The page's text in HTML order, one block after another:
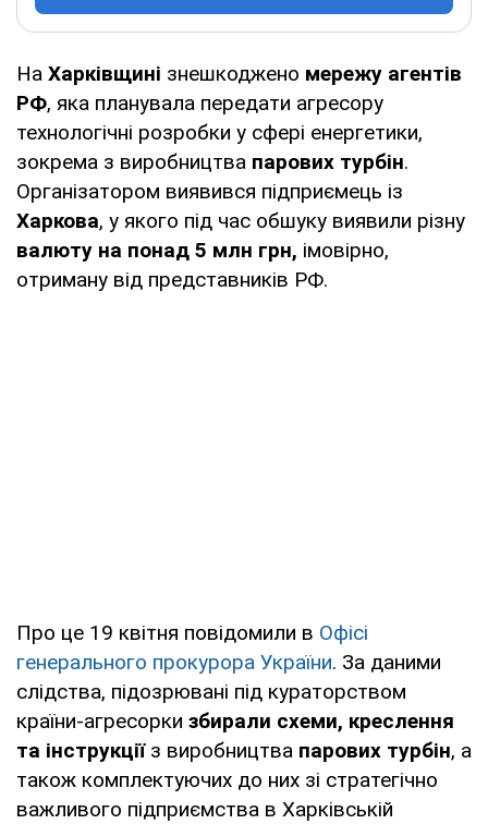
На Харківщині знешкоджено мережу агентів
РФ, яка планувала передати агресору
технологічні розробки у сфері енергетики,
зокрема з виробництва парових турбін.
Організатором виявився підприємець із
Харкова, у якого під час обшуку виявили різну
валюту на понад 5 млн грн, імовірно,
отриману від представників РФ.
Про це 19 квітня повідомили в Офісі
генерального прокурора України. За даними
слідства, підозрювані під кураторством
країни-агресорки збирали схеми, креслення
та інструкціїз виробництва парових турбін, а
також комплектуючих до них зі стратегічно
важливого підприємства в Харківській